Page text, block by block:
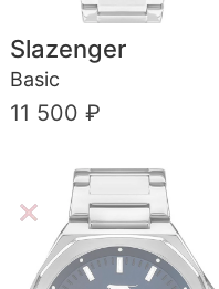
Slazenger
Basic
11 500 ₽